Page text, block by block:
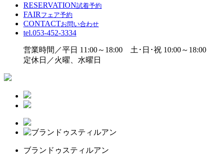
RESERVATION試着予約
FAIR フェア予約
CONTACTお問い合わせ
tel.053-452-3334
営業時間／平日 11:00～18:00 土･日･祝 10:00～18:00
定休日／火曜、水曜日
ブランドゥスティルアン